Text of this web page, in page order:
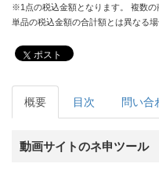
※1点の税込金額となります。 複数の
単品の税込金額の合計額とは異なる
ポスト
概要 目次 問い合
動画サイトのネ申ツール